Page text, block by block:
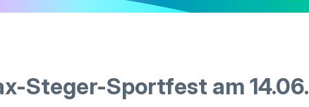
Steger-Sportfest am